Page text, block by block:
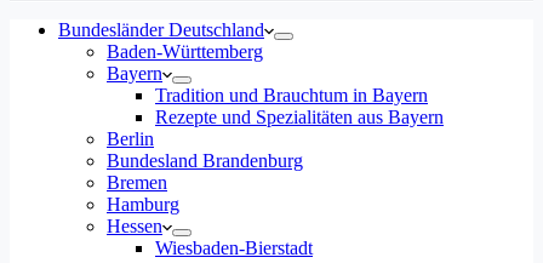
Bundesländer Deutschland
Baden-Württemberg
Bayern
Tradition und Brauchtum in Bayern
Rezepte und Spezialitäten aus Bayern
Berlin
Bundesland Brandenburg
Bremen
Hamburg
Hessen
Wiesbaden-Bierstadt